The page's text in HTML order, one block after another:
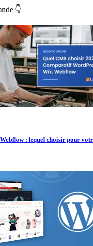
👇
: lequel choisir pour